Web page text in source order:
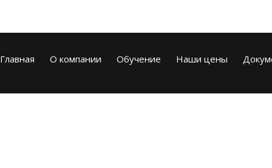
Главная О компании Обучение Наши цены